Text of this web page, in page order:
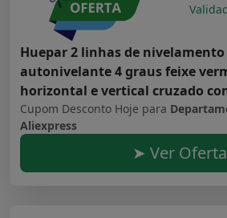
Huepar 2 linhas de
autonivelante 4 graus feixe
horizontal e vertical cruzado
Cupom Desconto Hoje para
Aliexpress
➤ Ver Oferta